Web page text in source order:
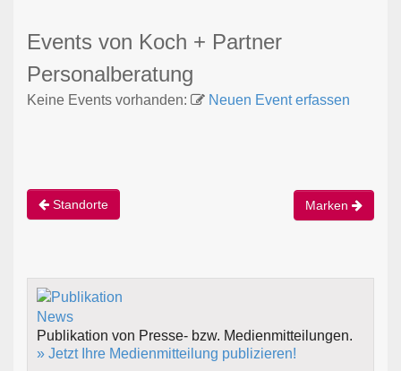
Events von Koch + Partner
Personalberatung
Keine Events vorhanden: Neuen Event erfassen
Standorte Marken
Publikation von Presse- bzw. Medienmitteilungen.
» Jetzt Ihre Medienmitteilung publizieren!